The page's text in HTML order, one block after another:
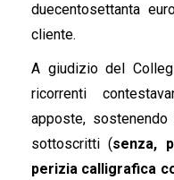
duecentosettanta
cliente.
A giudizio del
ricorrenti
apposte,
sottoscritti (senza,
perizia calligrafica